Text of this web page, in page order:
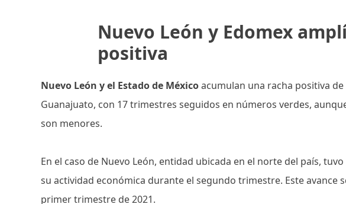
Nuevo León y Edomex
positiva
Nuevo León y el Estado de Méxicoacumulan una racha positiva
Guanajuato, con 17 trimestres seguidos en números verdes,
son menores.
En el caso de Nuevo León, entidad ubicada en el norte del país,
su actividad económica durante el segundo trimestre. Este avance
primer trimestre de 2021.